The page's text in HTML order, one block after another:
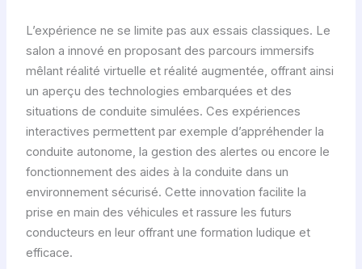
L’expérience ne se limite pas aux essais classiques. Le
salon a innové en proposant des parcours immersifs
mêlant réalité virtuelle et réalité augmentée, offrant ainsi
un aperçu des technologies embarquées et des
situations de conduite simulées. Ces expériences
interactives permettent par exemple d’appréhender la
conduite autonome, la gestion des alertes ou encore le
fonctionnement des aides à la conduite dans un
environnement sécurisé. Cette innovation facilite la
prise en main des véhicules et rassure les futurs
conducteurs en leur offrant une formation ludique et
efficace.